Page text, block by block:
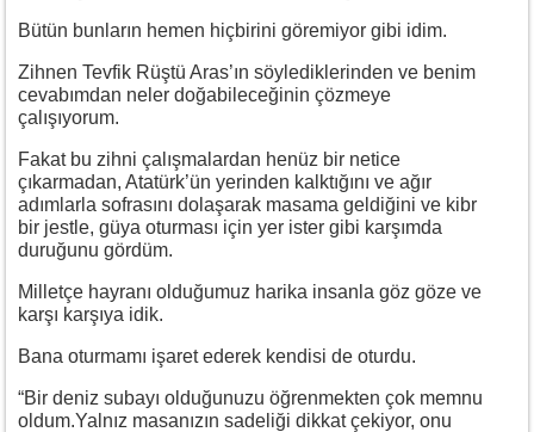
Bütün bunların hemen hiçbirini göremiyor gibi idim.
Zihnen Tevfik Rüştü Aras’ın söylediklerinden ve benim
cevabımdan neler doğabileceğinin çözmeye
çalışıyorum.
Fakat bu zihni çalışmalardan henüz bir netice
çıkarmadan, Atatürk’ün yerinden kalktığını ve ağır
adımlarla sofrasını dolaşarak masama geldiğini ve kibr
bir jestle, güya oturması için yer ister gibi karşımda
duruğunu gördüm.
Milletçe hayranı olduğumuz harika insanla göz göze ve
karşı karşıya idik.
Bana oturmamı işaret ederek kendisi de oturdu.
“Bir deniz subayı olduğunuzu öğrenmekten çok memnu
oldum.Yalnız masanızın sadeliği dikkat çekiyor, onu